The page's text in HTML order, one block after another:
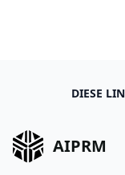
DIESE
AIPRM